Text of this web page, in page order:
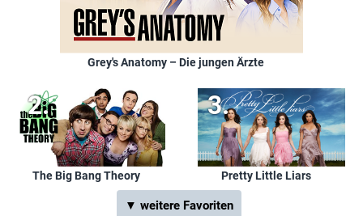
Grey's Anatomy – Die jungen Ärzte
The Big Bang Theory Pretty Little Liars
▼ weitere Favoriten